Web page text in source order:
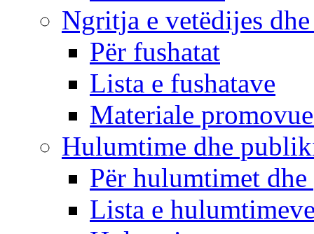
Ngritja e vetëdijes
Për fushatat
Lista e fushatave
Materiale
Hulumtime dhe
Për hulumtimet
Lista e